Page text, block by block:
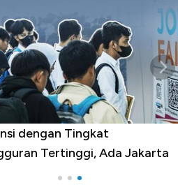
dengan Tingkat
Tertinggi, Ada Jakarta